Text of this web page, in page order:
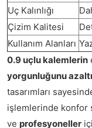
Uç Kalınlığı
Çizim Kalitesi
Kullanım Alanları
0.9 uçlu kalemlerin
yorgunluğunu
tasarımları
işlemlerinde konfor
ve profesyoneller